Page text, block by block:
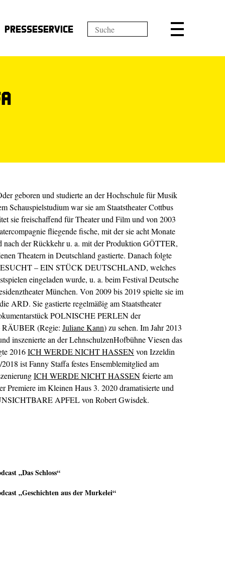
Presseservice
geboren und studierte an der Hochschule für Musik
Schauspielstudium war sie am Staatstheater Cottbus
sie freischaffend für Theater und Film und von 2003
fliegende fische, mit der sie acht Monate
nach der Rückkehr u. a. mit der Produktion GÖTTER,
Theatern in Deutschland gastierte. Danach folgte
– EIN STÜCK DEUTSCHLAND, welches
eingeladen wurde, u. a. beim Festival Deutsche
München. Von 2009 bis 2019 spielte sie im
ARD. Sie gastierte regelmäßig am Staatstheater
POLNISCHE PERLEN der
(Regie: Juliane Kann) zu sehen. Im Jahr 2013
inszenierte an der LehnschulzenHofbühne Viesen das
2016ICH WERDE NICHT HASSENvon Izzeldin
ist Fanny Staffa festes Ensemblemitglied am
ICH WERDE NICHT HASSENfeierte am
Premiere im Kleinen Haus 3. 2020 dramatisierte und
APFEL von Robert Gwisdek.
„Das Schloss“
„Geschichten aus der Murkelei“